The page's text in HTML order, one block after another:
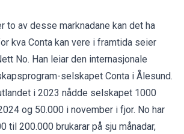
to av desse marknadane kan det ha
kva Conta kan vere i framtida seier
No. Han leiar den internasjonale
selskapet Conta i Ålesund.
i 2023 nådde selskapet 1000
og 50.000 i november i fjor. No har
til 200.000 brukarar på sju månadar,